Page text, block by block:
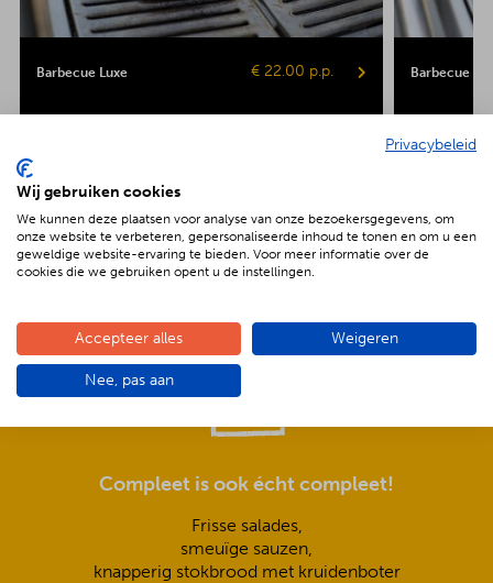
Barbecue Luxe € 22.00 p.p. Barbecue
Maiskolf
Compleet is ook écht compleet!
Frisse salades,
smeuïge sauzen,
knapperig stokbrood met kruidenboter
Privacybeleid
Wij gebruiken cookies
We kunnen deze plaatsen voor analyse van onze bezoekersgegevens, om
onze website te verbeteren, gepersonaliseerde inhoud te tonen en om u een
geweldige website-ervaring te bieden. Voor meer informatie over de
cookies die we gebruiken opent u de instellingen.
Accepteer alles Weigeren
Nee, pas aan